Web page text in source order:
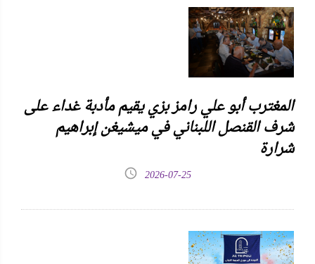
المغترب أبو علي رامز بزي يقيم مأدبة غداء على
شرف القنصل اللبناني في ميشيغن إبراهيم
شرارة
2026-07-25